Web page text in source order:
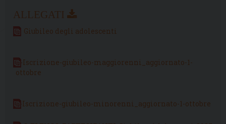
Giubileo degli adolescenti
4-Iscrizione-giubileo-maggiorenni_aggiornato-1-
ottobre
3-Iscrizione-giubileo-minorenni_aggiornato-1-ottobre